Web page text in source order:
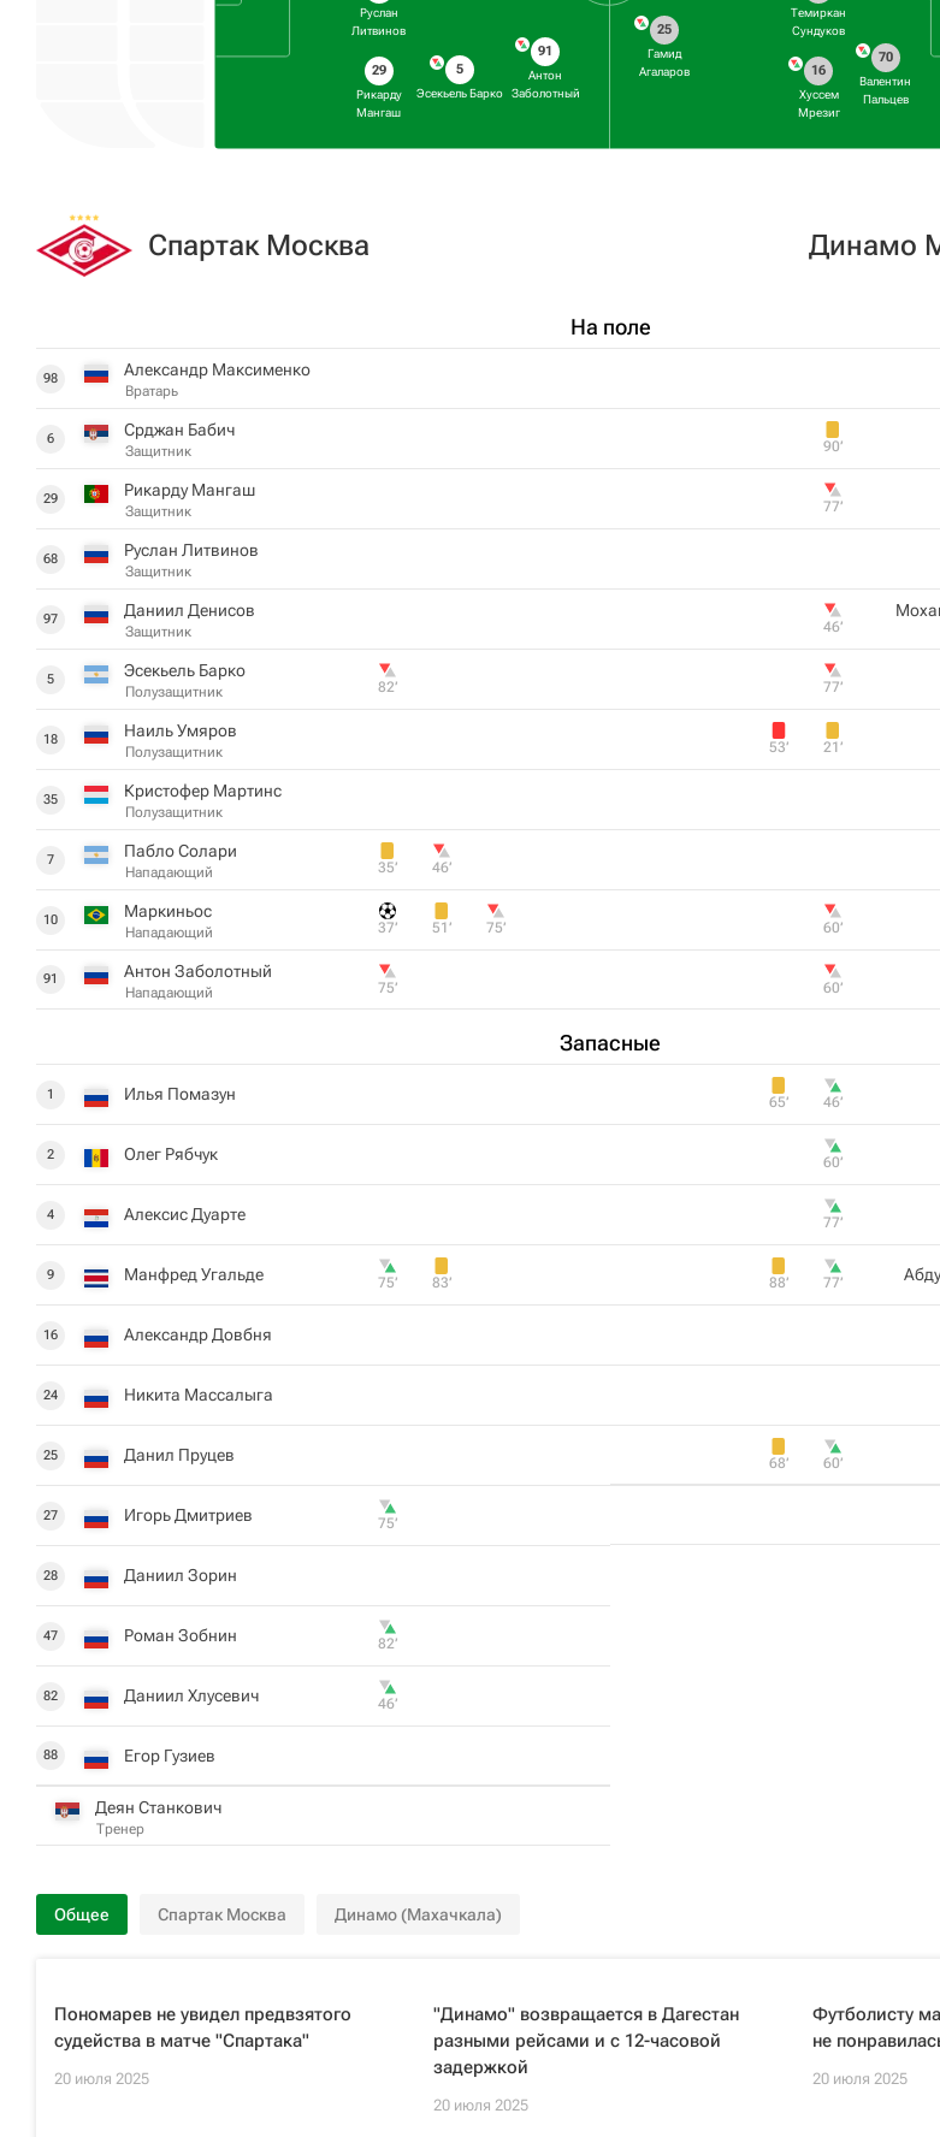
Руслан
Литвинов
29
Рикарду
Мангаш
5
Эсекьель Барко
91
Антон
Заболотный
70
Валентин
Пальцев
Темиркан
Сундуков
16
Хуссем
Мрезиг
25
Гамид
Агаларов
Спартак Москва
На поле
98 Александр Максименко
Вратарь
6 Срджан Бабич
Защитник
29 Рикарду Мангаш
Защитник
68 Руслан Литвинов
Защитник
97 Даниил Денисов
Защитник
5 Эсекьель Барко
Полузащитник 82‎’‎
18 Наиль Умяров
Полузащитник
35 Кристофер Мартинс
Полузащитник
7 Пабло Солари
Нападающий 35‎’‎ 46‎’‎
10 Маркиньос
Нападающий 37‎’‎ 51‎’‎ 75‎’‎
91 Антон Заболотный
Нападающий 75‎’‎
Запасные
1 Илья Помазун
2 Олег Рябчук
4 Алексис Дуарте
9 Манфред Угальде 75‎’‎ 83‎’‎
16 Александр Довбня
24 Никита Массалыга
25 Данил Пруцев
27 Игорь Дмитриев 75‎’‎
28 Даниил Зорин
47 Роман Зобнин 82‎’‎
82 Даниил Хлусевич 46‎’‎
88 Егор Гузиев
Деян Станкович
Тренер
Динамо
90‎’‎
77‎’‎
46‎’‎
77‎’‎
21‎’‎
53‎’‎
60‎’‎
60‎’‎
46‎’‎
65‎’‎
60‎’‎
77‎’‎
77‎’‎
88‎’‎
60‎’‎
68‎’‎
Общее Спартак Москва Динамо (Махачкала)
Пономарев не увидел предвзятого
судейства в матче "Спартака"
20 июля 2025
"Динамо" возвращается в Дагестан
разными рейсами и с 12-часовой
задержкой
20 июля 2025
Футболисту
не
20 июля 2025